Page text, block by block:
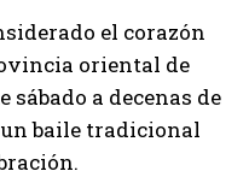
el corazón
oriental de
sábado a decenas de
baile tradicional